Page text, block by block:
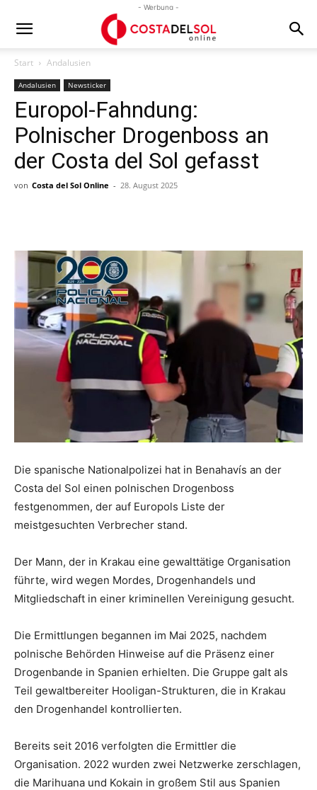
- Werbung -
Start Andalusien
Andalusien Newsticker
Europol-Fahndung:
Polnischer Drogenboss an
der Costa del Sol gefasst
von Costa del Sol Online - 28. August 2025
Die spanische Nationalpolizei hat in Benahavís an der
Costa del Sol einen polnischen Drogenboss
festgenommen, der auf Europols Liste der
meistgesuchten Verbrecher stand.
Der Mann, der in Krakau eine gewalttätige Organisation
führte, wird wegen Mordes, Drogenhandels und
Mitgliedschaft in einer kriminellen Vereinigung gesucht.
Die Ermittlungen begannen im Mai 2025, nachdem
polnische Behörden Hinweise auf die Präsenz einer
Drogenbande in Spanien erhielten. Die Gruppe galt als
Teil gewaltbereiter Hooligan-Strukturen, die in Krakau
den Drogenhandel kontrollierten.
Bereits seit 2016 verfolgten die Ermittler die
Organisation. 2022 wurden zwei Netzwerke zerschlagen,
die Marihuana und Kokain in großem Stil aus Spanien